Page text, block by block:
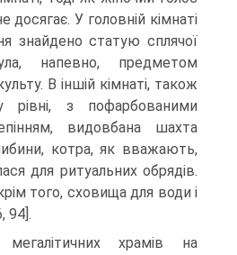
досягає. У головній кімнаті
знайдено статую сплячої
напевно, предметом
В іншій кімнаті, також
рівні, з пофарбованими
видовбана шахта
котра, як вважають,
для ритуальних обрядів.
того, сховища для води і
94].
мегалітичних храмів на